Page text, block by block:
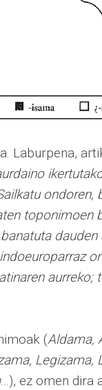
Laburpena,
toponimoen
(Aldama,
Legizama,
...), ez omen dira